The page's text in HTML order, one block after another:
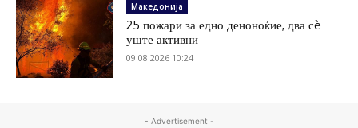
Македонија
25 пожари за едно деноноќие, два сè
уште активни
09.08.2026 10:24
- Advertisement -